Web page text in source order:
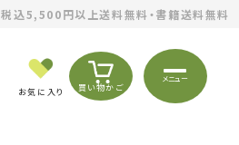
税込5,500円以上送料無料・書籍送料無料
お気に入り 買い物かご
メニュー